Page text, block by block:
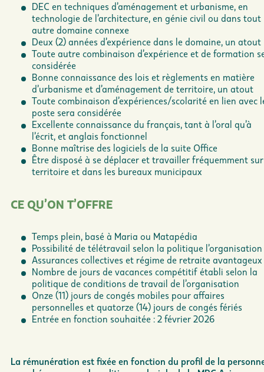
DEC en techniques d’aménagement et urbanisme, en
technologie de l’architecture, en génie civil ou dans tout
autre domaine connexe
Deux (2) années d’expérience dans le domaine, un atout
Toute autre combinaison d’expérience et de formation
considérée
Bonne connaissance des lois et règlements en matière
d’urbanisme et d’aménagement de territoire, un atout
Toute combinaison d’expériences/scolarité en lien avec
poste sera considérée
Excellente connaissance du français, tant à l’oral qu’à
l’écrit, et anglais fonctionnel
Bonne maîtrise des logiciels de la suite Office
Être disposé à se déplacer et travailler fréquemment
territoire et dans les bureaux municipaux
CE QU’ON T’OFFRE
Temps plein, basé à Maria ou Matapédia
Possibilité de télétravail selon la politique l’organisation
Assurances collectives et régime de retraite avantageux
Nombre de jours de vacances compétitif établi selon la
politique de conditions de travail de l’organisation
Onze (11) jours de congés mobiles pour affaires
personnelles et quatorze (14) jours de congés fériés
Entrée en fonction souhaitée : 2 février 2026
La rémunération est fixée en fonction du profil de la